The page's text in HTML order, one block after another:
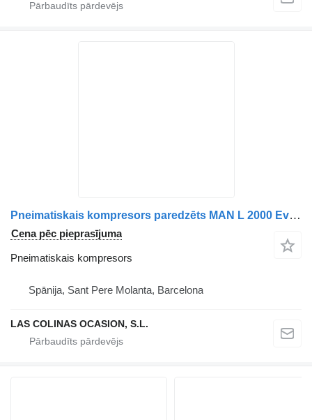
Pneimatiskais kompresors paredzēts MAN L 2000 Evolution kravas automašīnas
Cena pēc pieprasījuma
Pneimatiskais kompresors
Spānija, Sant Pere Molanta, Barcelona
LAS COLINAS OCASION, S.L.